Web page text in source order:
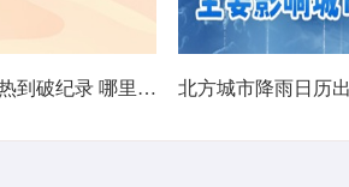
数据看今年7月哪里热到破纪录 哪里暑热连轴转